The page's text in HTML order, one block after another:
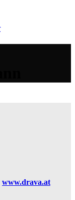
www.drava.at